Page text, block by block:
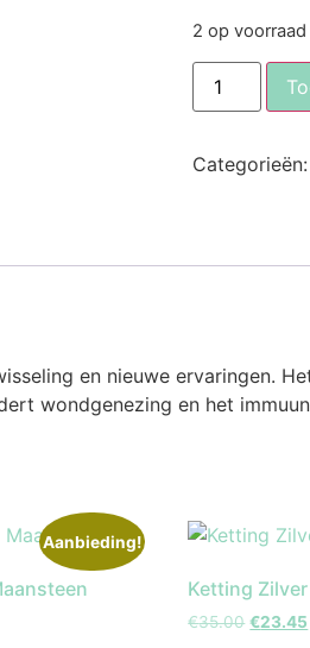
2 op voorraad
Categorieën:
en nieuwe ervaringen.
wondgenezing en het
Aanbieding!
Ketting
€35.00 €23.45